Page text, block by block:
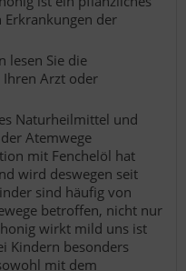
der
lesen Sie die
Ihren Arzt oder
Naturheilmittel und
Atemwege
mit Fenchelöl hat
wird deswegen seit
sind häufig von
betroffen, nicht nur
wirkt mild uns ist
Kindern besonders
mit dem